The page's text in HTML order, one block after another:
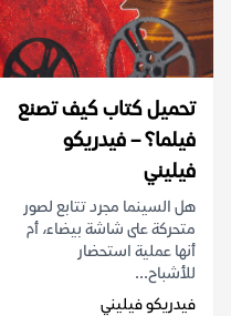
تحميل كتاب كيف تصنع
فيلما؟ – فيدريكو
فيليني
هل السينما مجرد تتابع لصور
متحركة على شاشة بيضاء، أم
أنها عملية استحضار
للأشباح...
فيدريكو فيليني